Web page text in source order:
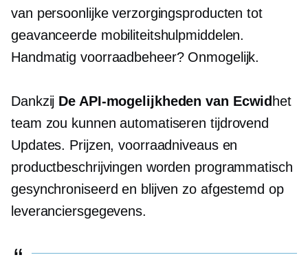
van persoonlijke verzorgingsproducten tot
geavanceerde mobiliteitshulpmiddelen.
Handmatig voorraadbeheer? Onmogelijk.
Dankzij De API-mogelijkheden van Ecwid het
team zou kunnen automatiseren tijdrovend
Updates. Prijzen, voorraadniveaus en
productbeschrijvingen worden programmatisch
gesynchroniseerd en blijven zo afgestemd op
leveranciersgegevens.